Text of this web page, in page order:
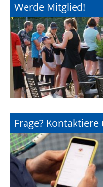
Werde Mitglied!
Frage? Kontaktiere